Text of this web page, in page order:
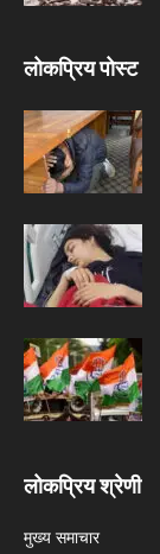
लोकप्रिय पोस्ट
लोकप्रिय श्रेणी
मुख्य समाचार